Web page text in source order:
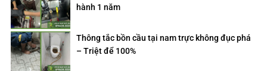
hành 1 năm
Thông tắc bồn cầu tại nam trực không đục phá
– Triệt để 100%